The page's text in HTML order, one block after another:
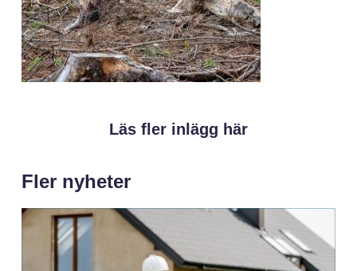
Läs fler inlägg här
Fler nyheter